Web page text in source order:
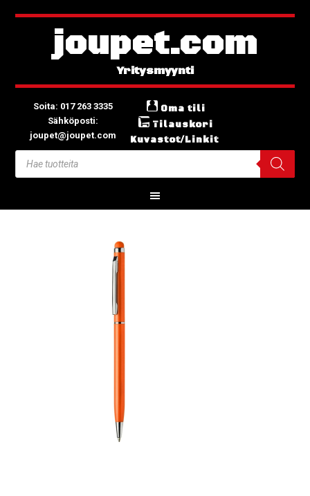
joupet.com
Soita: 017 263 3335
Sähköposti:
joupet@joupet.com
Oma tili
Tilauskori
Kuvastot/Linkit